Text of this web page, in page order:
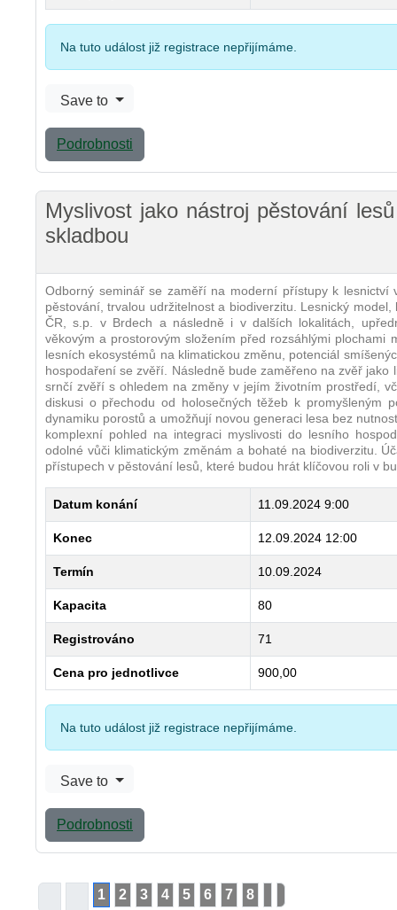
Na tuto událost již registrace nepřijímáme.
Save to
Podrobnosti
Myslivost jako nástroj pěstování
skladbou
Odborný seminář se zaměří na moderní přístupy k
pěstování, trvalou udržitelnost a biodiverzitu. Lesnický
ČR, s.p. v Brdech a následně i v dalších lokalitách,
věkovým a prostorovým složením před rozsáhlými plochami
lesních ekosystémů na klimatickou změnu, potenciál
hospodaření se zvěří. Následně bude zaměřeno na zvěř
srnčí zvěří s ohledem na změny v jejím životním prostředí,
diskusi o přechodu od holosečných těžeb k promyšleným
dynamiku porostů a umožňují novou generaci lesa bez
komplexní pohled na integraci myslivosti do lesního
odolné vůči klimatickým změnám a bohaté na biodiverzitu.
přístupech v pěstování lesů, které budou hrát klíčovou roli v
Datum konání 11.09.2024 9:00
Konec 12.09.2024 12:00
Termín 10.09.2024
Kapacita 80
Registrováno 71
Cena pro jednotlivce 900,00
Na tuto událost již registrace nepřijímáme.
Save to
Podrobnosti
1 2 3 4 5 6 7 8